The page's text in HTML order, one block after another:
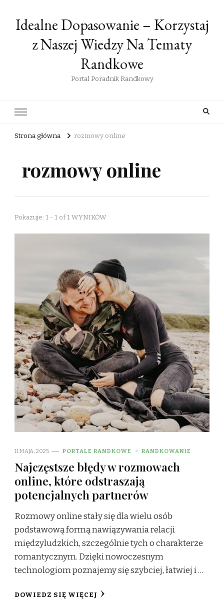
Idealne Dopasowanie – Korzystaj
z Naszej Wiedzy Na Tematy
Randkowe
Portal Poradnik Randkowy
Strona główna rozmowy online
rozmowy online
Pokazuje: 1 - 1 of 1 WYNIKÓW
11 MAJA, 2025 PORTALE RANDKOWE RANDKOWANIE
Najczęstsze błędy w rozmowach
online, które odstraszają
potencjalnych partnerów
Rozmowy online stały się dla wielu osób
podstawową formą nawiązywania relacji
międzyludzkich, szczególnie tych o charakterze
romantycznym. Dzięki nowoczesnym
technologiom poznajemy się szybciej, łatwiej i …
DOWIEDZ SIĘ WIĘCEJ